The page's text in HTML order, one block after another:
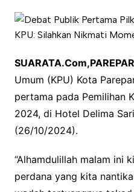
Umum (KPU) Kota
pertama pada Pemilihan
2024, di Hotel Delima
(26/10/2024).
“Alhamdulillah malam ini
perdana yang kita